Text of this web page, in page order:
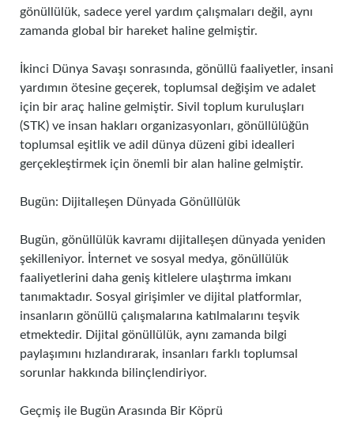
gönüllülük, sadece yerel yardım çalışmaları değil, aynı
zamanda global bir hareket haline gelmiştir.
İkinci Dünya Savaşı sonrasında, gönüllü faaliyetler, insani
yardımın ötesine geçerek, toplumsal değişim ve adalet
için bir araç haline gelmiştir. Sivil toplum kuruluşları
(STK) ve insan hakları organizasyonları, gönüllülüğün
toplumsal eşitlik ve adil dünya düzeni gibi idealleri
gerçekleştirmek için önemli bir alan haline gelmiştir.
Bugün: Dijitalleşen Dünyada Gönüllülük
Bugün, gönüllülük kavramı dijitalleşen dünyada yeniden
şekilleniyor. İnternet ve sosyal medya, gönüllülük
faaliyetlerini daha geniş kitlelere ulaştırma imkanı
tanımaktadır. Sosyal girişimler ve dijital platformlar,
insanların gönüllü çalışmalarına katılmalarını teşvik
etmektedir. Dijital gönüllülük, aynı zamanda bilgi
paylaşımını hızlandırarak, insanları farklı toplumsal
sorunlar hakkında bilinçlendiriyor.
Geçmiş ile Bugün Arasında Bir Köprü